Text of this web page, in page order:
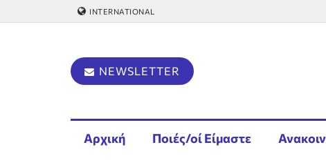
INTERNATIONAL
NEWSLETTER
Αρχική Ποιές/οί Είμαστε